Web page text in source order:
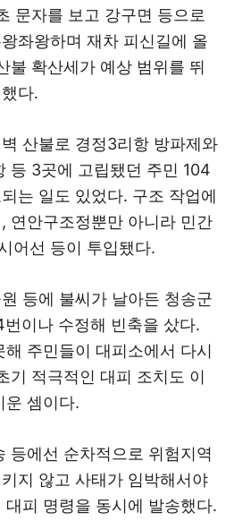
문자를 보고 강구면 등으로
좌왕하며 재차 피신길에 올
불 확산세가 예상 범위를 뛰
다.
산불로 경정3리항 방파제와
등 3곳에 고립됐던 주민 104
는 일도 있었다. 구조 작업에
연안구조정뿐만 아니라 민간
어선 등이 투입됐다.
등에 불씨가 날아든 청송군
이나 수정해 빈축을 샀다.
주민들이 대피소에서 다시
기 적극적인 대피 조치도 이
운 셈이다.
등에선 순차적으로 위험지역
지 않고 사태가 임박해서야
피 명령을 동시에 발송했다.